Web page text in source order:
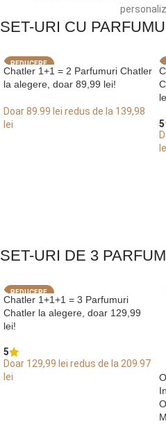
SET-URI CU
REDUCERE
Chatler 1+1 = 2 Parfumuri Chatler
la alegere, doar 89,99 lei!
Doar 89.99 lei redus de la 139,98
lei
5
SET-URI DE 3
REDUCERE
Chatler 1+1+1 = 3 Parfumuri
Chatler la alegere, doar 129,99
lei!
5
Doar 129,99 lei redus de la 209.97
lei